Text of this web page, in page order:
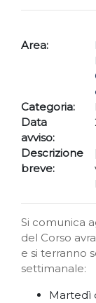
Area:
Categoria:
Data
avviso:
Descrizione
breve:
Si comunica
del Corso
e si terranno
settimanale:
Martedì